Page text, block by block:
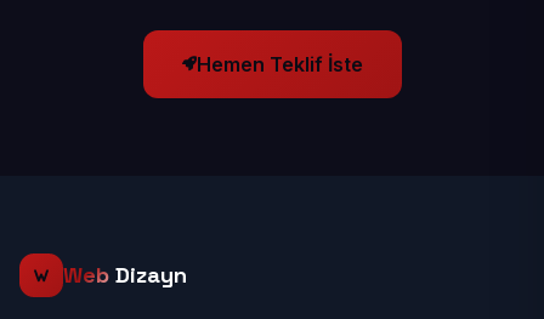
Hemen Teklif İste
Web Dizayn